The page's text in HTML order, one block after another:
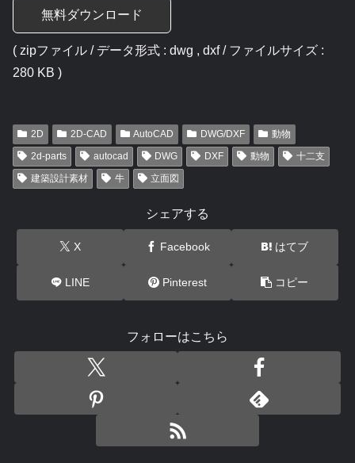
無料ダウンロード
( zipファイル / データ形式 : dwg , dxf / ファイルサイズ :
280 KB )
2D 2D-CAD AutoCAD DWG/DXF
動物
2d-parts
autocad DWG DXF 動物
十二支
建築設計素材
牛 立面図
シェアする
X Facebook はてブ
LINE Pinterest コピー
フォローはこちら